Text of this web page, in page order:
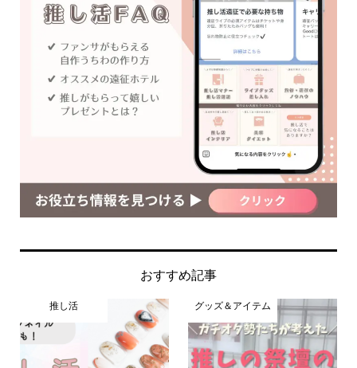
おすすめ記事
推し活 グッズ＆アイテム